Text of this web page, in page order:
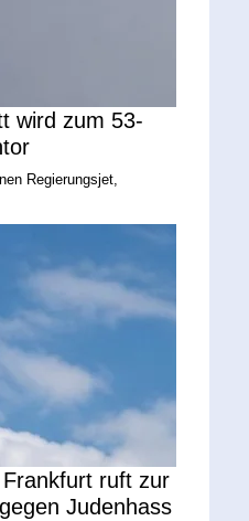
wird zum 53-
Regierungsjet,
ruft zur
Judenhass